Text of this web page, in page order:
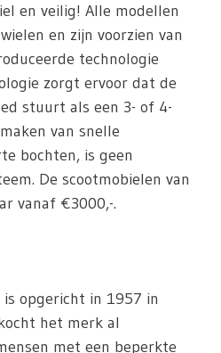
en veilig! Alle modellen
en zijn voorzien van
technologie
zorgt ervoor dat de
stuurt als een 3- of 4-
van snelle
bochten, is geen
De scootmobielen van
vanaf €3000,-.
opgericht in 1957 in
het merk al
met een beperkte